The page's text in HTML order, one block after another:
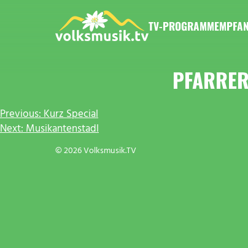
TV-PROGRAMM
BEITRAGSNAVIGATION
Previous:Kurz Special
Next:Musikantenstadl
© 2026 Volksmusik.TV